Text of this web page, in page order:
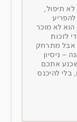
תיפול,
הוא לא מוכר
לזכות
אבל מתרחק
– ניסיון
אתכם
בלי להיכנס